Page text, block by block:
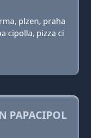
plzen, praha
cipolla, pizza ci
PAPACIPOL